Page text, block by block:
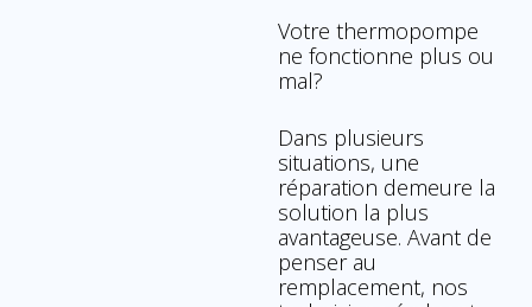
Votre thermopompe
ne fonctionne plus ou
mal?
Dans plusieurs
situations, une
réparation demeure la
solution la plus
avantageuse. Avant de
penser au
remplacement, nos